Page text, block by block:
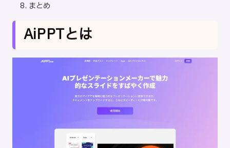
まとめ
AiPPTとは